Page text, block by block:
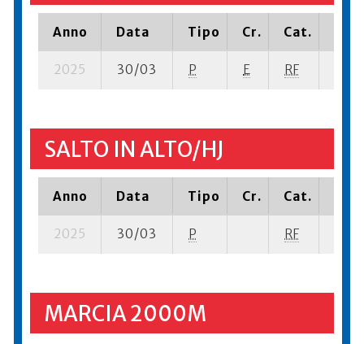
Anno Data Tipo Cr. Cat.
2025 30/03 P E RF
SALTO IN ALTO/HJ
Anno Data Tipo Cr. Cat.
2025 30/03 P RF
MARCIA 2000M